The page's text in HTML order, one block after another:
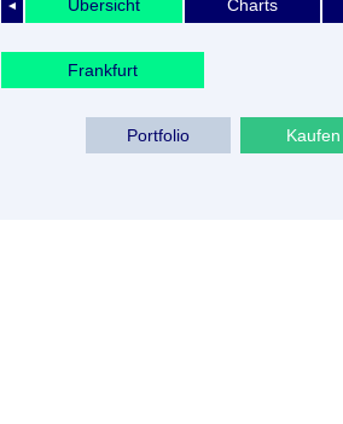
◄ Übersicht Charts
Frankfurt
Kaufen
Portfolio